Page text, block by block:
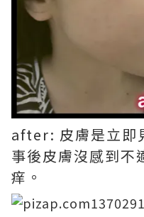
after: 皮膚是立即
事後皮膚沒感到不
痒。